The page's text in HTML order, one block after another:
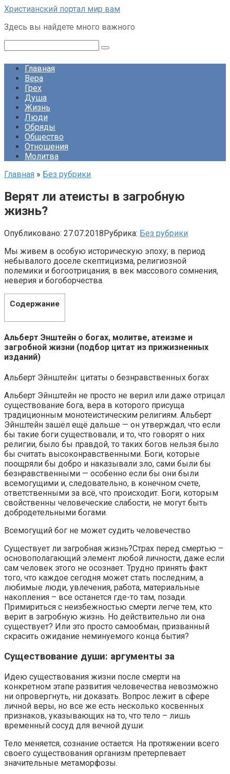
Перейти
контенту
Христианский портал мир вам
Здесь вы найдете много важного
Главная
Вера
Грех
Душа
Жизнь
Люди
Обряды
Общество
Отношения
Молитва
Главная » Без рубрики
Верят ли атеисты в загробную
жизнь?
Опубликовано: 27.07.2018Рубрика: Без рубрики
Мы живем в особую историческую эпоху; в период
небывалого доселе скептицизма, религиозной
полемики и богоотрицания; в век массового сомнения,
неверия и богоборчества.
Содержание
Альберт Энштейн о богах, молитве, атеизме и
загробной жизни (подбор цитат из прижизненных
изданий)
Альберт Эйнштейн: цитаты о безнравственных богах
Альберт Эйнштейн не просто не верил или даже отрицал
существование бога, вера в которого присуща
традиционным монотеистическим религиям. Альберт
Эйнштейн зашёл ещё дальше — он утверждал, что если
бы такие боги существовали, и то, что говорят о них
религии, было бы правдой, то таких богов нельзя было
бы считать высоконравственными. Боги, которые
поощряли бы добро и наказывали зло, сами были бы
безнравственными — особенно если бы они были
всемогущими и, следовательно, в конечном счете,
ответственными за всё, что происходит. Боги, которым
свойственны человеческие слабости, не могут быть
добродетельными богами.
Всемогущий бог не может судить человечество
Существует ли загробная жизнь?Страх перед смертью –
основополагающий элемент любой личности, даже если
сам человек этого не осознает. Трудно принять факт
того, что каждое сегодня может стать последним, а
любимые люди, увлечения, работа, материальные
накопления – все останется где-то там, позади.
Примириться с неизбежностью смерти легче тем, кто
верит в загробную жизнь. Но действительно ли она
существует? Или это просто самообман, призванный
скрасить ожидание неминуемого конца бытия?
Существование души: аргументы за
Идею существования жизни после смерти на
конкретном этапе развития человечества невозможно
ни опровергнуть, ни доказать. Вопрос лежит в сфере
личной веры, но все же есть несколько косвенных
признаков, указывающих на то, что тело – лишь
временный сосуд для вечной души:
Тело меняется, сознание остается. На протяжении всего
своего существования организм претерпевает
значительные метаморфозы.